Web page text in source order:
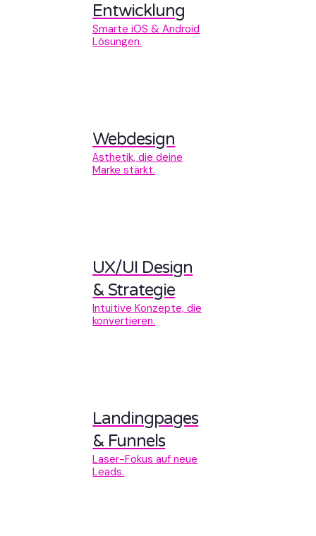
Entwicklung
Smarte iOS & Android
Lösungen.
Webdesign
Ästhetik, die deine
Marke stärkt.
UX/UI Design
& Strategie
Intuitive Konzepte, die
konvertieren.
Landingpages
& Funnels
Laser-Fokus auf neue
Leads.